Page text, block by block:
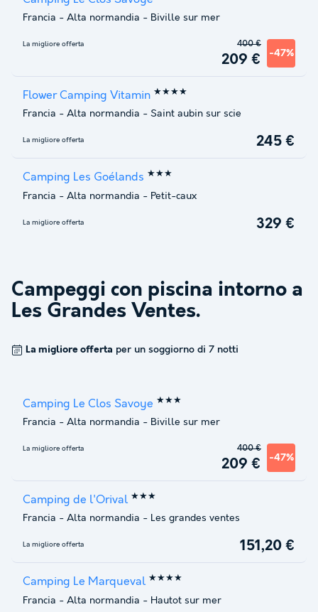
Francia - Alta normandia - Biville sur mer
La migliore offerta
209 € -47%
400 €
Flower Camping Vitamin ★★★★
Francia - Alta normandia - Saint aubin sur scie
La migliore offerta 245 €
Camping Les Goélands ★★★
Francia - Alta normandia - Petit-caux
La migliore offerta 329 €
Campeggi con piscina intorno a
Les Grandes Ventes.
La migliore offerta per un soggiorno di 7 notti
Camping Le Clos Savoye ★★★
Francia - Alta normandia - Biville sur mer
La migliore offerta
209 € -47%
400 €
Camping de l'Orival ★★★
Francia - Alta normandia - Les grandes ventes
La migliore offerta 151,20 €
Camping Le Marqueval ★★★★
Francia - Alta normandia - Hautot sur mer